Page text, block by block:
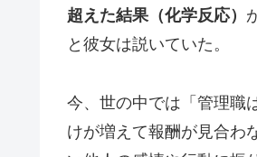
超えた結果（化学反応）
と彼女は説いていた。
今、世の中では「管理職
けが増えて報酬が見合わ